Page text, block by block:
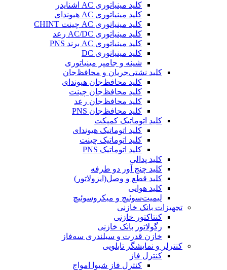
کلید مینیاتوری AC اشنایدر
کلید مینیاتوری AC هیوندای
کلید مینیاتوری AC چینت CHINT
کلید مینیاتوری AC/DC رعد
کلید مینیاتوری AC برند PNS
کلید مینیاتوری DC
شینه و جامپر مینیاتوری
کلید نشتی‌جریان و محافظ‌جان
کلید محافظ‌جان هیوندای
کلید محافظ‌جان چینت
کلید محافظ‌جان رعد
کلید محافظ‌جان PNS
کلید اتوماتیک کمپکت
کلید اتوماتیک هیوندای
کلید اتوماتیک چینت
کلید اتوماتیک PNS
کلید پدالی
کلید چنج آور دو طرفه
کلید قطع و وصل(ایزولاتور)
کلید هوایی
لیمیت‌سوئیچ و میکروسوئیچ
تجهیزات بانک خازنی
کنتاکتور خازنی
رگولاتور بانک خازنی
خازن قدرت و سیلندری سه‌فاز
کنترلر و نمایشگر تابلویی
کنترل فاز
کنترل فاز شیوا امواج